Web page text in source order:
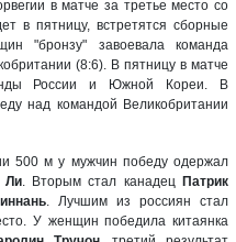
в матче за третье место со
в пятницу, встретятся сборные
"бронзу" завоевала команда
(8:6). В пятницу в матче
России и Южной Кореи. В
над командой Великобритании
500 м у мужчин победу одержал
Ли. Вторым стал канадец Патрик
. Лучшим из россиян стал
У женщин победила китаянка